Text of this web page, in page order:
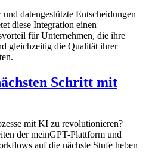
datengestützte Entscheidungen
diese Integration einen
für Unternehmen, die ihre
gleichzeitig die Qualität ihrer
Schritt mit
mit KI zu revolutionieren?
der meinGPT-Plattform und
auf die nächste Stufe heben